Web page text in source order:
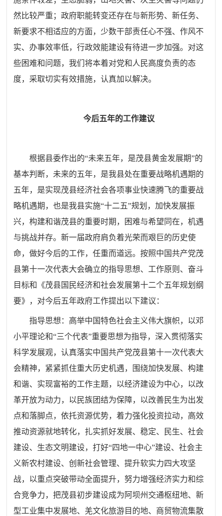
然比较严重；政府职能转变还存在与新形势、新任务、
新要求不相适应的方面，少数干部责任心不强、作风不
实、办事效率低，行政效能建设有待进一步加强。对这
些困难和问题，我们将本着对党和人民高度负责的态
度，采取切实有效措施，认真加以解决。
今后五年的工作建议
根据县委作出的“未来五年，是茂县黄金发展期”的
基本判断，未来的五年，是我县处在重要战略机遇期的
五年，是实现茂县经济社会各项事业快速腾飞的重要战
略机遇期，也是我县实施“十二五”规划，加快发展振
兴，构建和谐茂县的重要时期，困难与希望同在，机遇
与挑战并存。新一届政府肩负着光荣而艰巨的历史使
命，做好今后的工作，任重而道远。按照中国共产党茂
县第十一次代表大会确立的指导思想、工作原则、奋斗
目标和《茂县国民经济和社会发展第十二个五年规划纲
要》，对今后五年政府工作提出以下建议：
指导思想：高举中国特色社会主义伟大旗帜，以邓
小平理论和“三个代表”重要思想为指导，深入贯彻落实
科学发展观，认真落实中国共产党茂县第十一次代表大
会精神，紧紧抓住重大历史机遇，围绕加快发展、构建
和谐、实现富裕的工作主题，以经济建设为中心，以改
革开放为动力，以民族团结为保障，以改善民生为出发
点和落脚点，依托资源优势，着力强化投资拉动，高效
推动资源就地转化，扎实抓好发展、稳定、民生、社会
建设、生态文明建设，打好“四地一中心”建设、社会主
义新农村建设、创新社会管理、提升软实力四大攻坚
战，以重点突破带动全面提升，努力增强经济实力和综
合竞争力，把茂县初步建设成为阿坝州交通枢纽地、新
型工业集中发展地、羌文化旅游目的地、商贸物流集散